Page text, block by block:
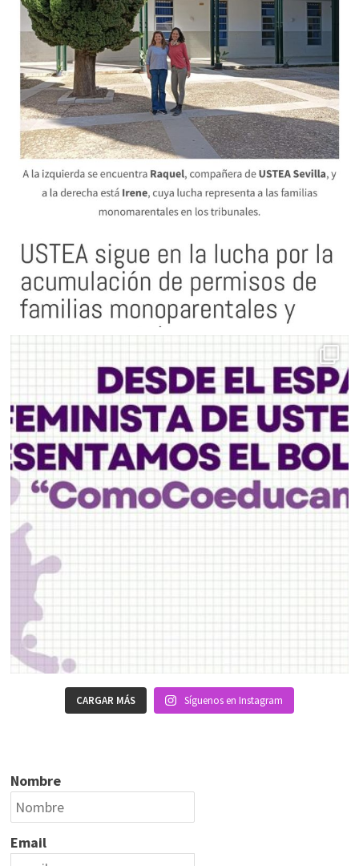
CARGAR MÁS Síguenos en Instagram
Nombre
Email